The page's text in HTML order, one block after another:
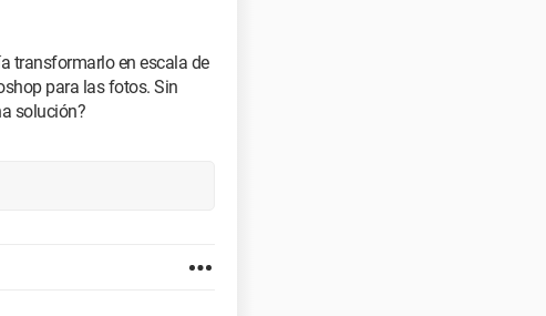
transformarlo en escala de
para las fotos. Sin
solución?